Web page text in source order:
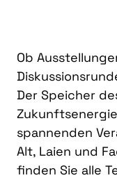
Ob
Der Speicher
spannenden
Alt, Laien und
finden Sie alle